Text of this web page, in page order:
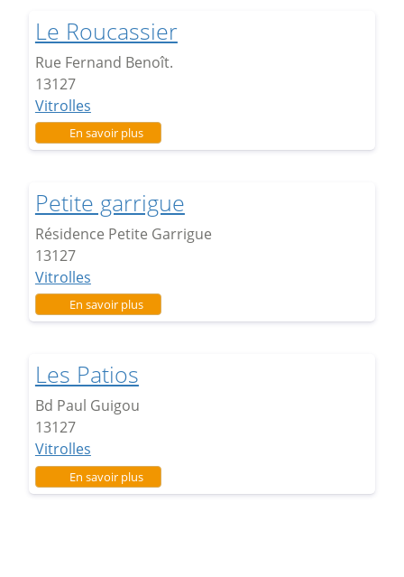
Le Roucassier
Rue Fernand Benoît.
13127
Vitrolles
En savoir plussur Le Roucassier
Petite garrigue
Résidence Petite Garrigue
13127
Vitrolles
En savoir plussur Petite garrigue
Les Patios
Bd Paul Guigou
13127
Vitrolles
En savoir plussur Les Patios